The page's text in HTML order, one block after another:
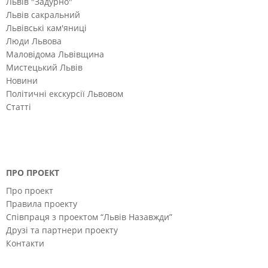
Львів сакральний
Львівські кам'яниці
Люди Львова
Маловідома Львівщина
Мистецький Львів
Новини
Політичні екскурсії Львовом
Статті
ПРО ПРОЕКТ
Про проект
Правила проекту
Співпраця з проектом “Львів Назавжди”
Друзі та партнери проекту
Контакти